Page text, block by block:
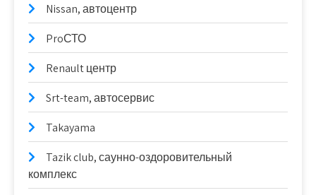
Nissan, автоцентр
ProСТО
Renault центр
Srt-team, автосервис
Takayama
Tazik club, саунно-оздоровительный
комплекс